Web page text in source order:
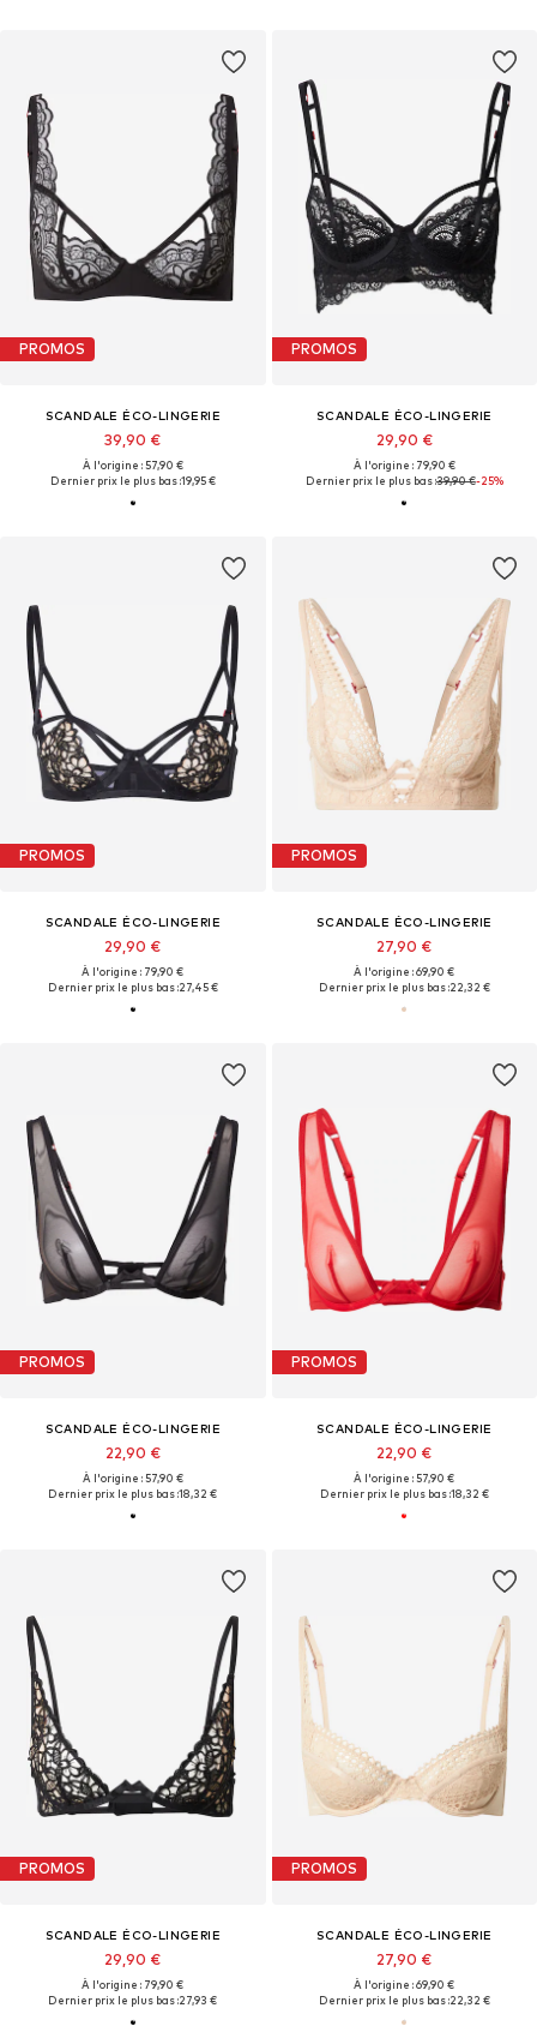
PROMOS
SCANDALE ÉCO-LINGERIE
39,90 €
À l'origine : 57,90 €
Dernier prix le plus bas :19,95 €
PROMOS
SCANDALE ÉCO-LINGERIE
29,90 €
À l'origine : 79,90 €
Dernier prix le plus bas :39,90 €-25%
PROMOS
SCANDALE ÉCO-LINGERIE
29,90 €
À l'origine : 79,90 €
Dernier prix le plus bas :27,45 €
PROMOS
SCANDALE ÉCO-LINGERIE
27,90 €
À l'origine : 69,90 €
Dernier prix le plus bas :22,32 €
PROMOS
SCANDALE ÉCO-LINGERIE
22,90 €
À l'origine : 57,90 €
Dernier prix le plus bas :18,32 €
PROMOS
SCANDALE ÉCO-LINGERIE
22,90 €
À l'origine : 57,90 €
Dernier prix le plus bas :18,32 €
PROMOS
SCANDALE ÉCO-LINGERIE
29,90 €
À l'origine : 79,90 €
Dernier prix le plus bas :27,93 €
PROMOS
SCANDALE ÉCO-LINGERIE
27,90 €
À l'origine : 69,90 €
Dernier prix le plus bas :22,32 €